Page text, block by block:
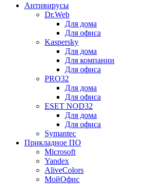
Антивирусы
Dr.Web
Для дома
Для офиса
Kaspersky
Для дома
Для компании
Для офиса
PRO32
Для дома
Для офиса
ESET NOD32
Для дома
Для офиса
Symantec
Прикладное ПО
Microsoft
Yandex
AliveColors
МойОфис